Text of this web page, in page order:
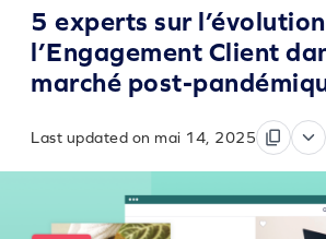
5 experts sur
l’Engagement Client
marché post-
Last updated on mai 14, 2025